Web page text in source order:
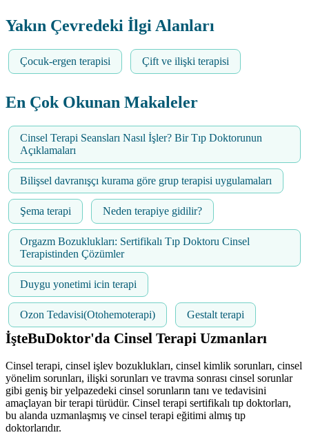
Yakın Çevredeki İlgi Alanları
Çocuk-ergen terapisi Çift ve ilişki terapisi
En Çok Okunan Makaleler
Cinsel Terapi Seansları Nasıl İşler? Bir Tıp Doktorunun
Açıklamaları
Bilişsel davranışçı kurama göre grup terapisi uygulamaları
Şema terapi Neden terapiye gidilir?
Orgazm Bozuklukları: Sertifikalı Tıp Doktoru Cinsel
Terapistinden Çözümler
Duygu yonetimi icin terapi
Ozon Tedavisi(Otohemoterapi) Gestalt terapi
İşteBuDoktor'da Cinsel Terapi Uzmanları
Cinsel terapi, cinsel işlev bozuklukları, cinsel kimlik sorunları, cinsel
yönelim sorunları, ilişki sorunları ve travma sonrası cinsel sorunlar
gibi geniş bir yelpazedeki cinsel sorunların tanı ve tedavisini
amaçlayan bir terapi türüdür. Cinsel terapi sertifikalı tıp doktorları,
bu alanda uzmanlaşmış ve cinsel terapi eğitimi almış tıp
doktorlarıdır.